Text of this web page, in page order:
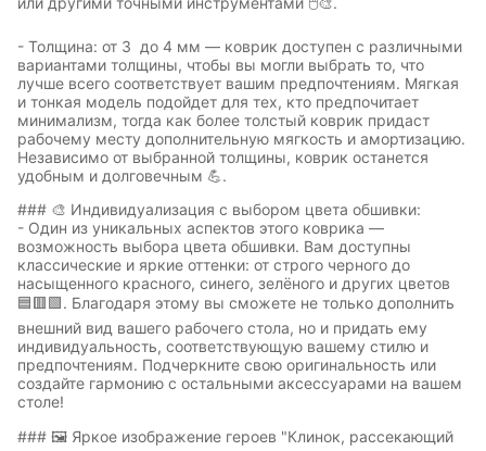
- Толщина: от 3 до 4 мм — коврик доступен с различными
вариантами толщины, чтобы вы могли выбрать то, что
лучше всего соответствует вашим предпочтениям. Мягкая
и тонкая модель подойдет для тех, кто предпочитает
минимализм, тогда как более толстый коврик придаст
рабочему месту дополнительную мягкость и амортизацию.
Независимо от выбранной толщины, коврик останется
удобным и долговечным 💪.
### 🎨 Индивидуализация с выбором цвета обшивки:
- Один из уникальных аспектов этого коврика —
возможность выбора цвета обшивки. Вам доступны
классические и яркие оттенки: от строго черного до
насыщенного красного, синего, зелёного и других цветов
🟦🟥🟩. Благодаря этому вы сможете не только дополнить
внешний вид вашего рабочего стола, но и придать ему
индивидуальность, соответствующую вашему стилю и
предпочтениям. Подчеркните свою оригинальность или
создайте гармонию с остальными аксессуарами на вашем
столе!
### 🖼️ Яркое изображение героев "Клинок, рассекающий